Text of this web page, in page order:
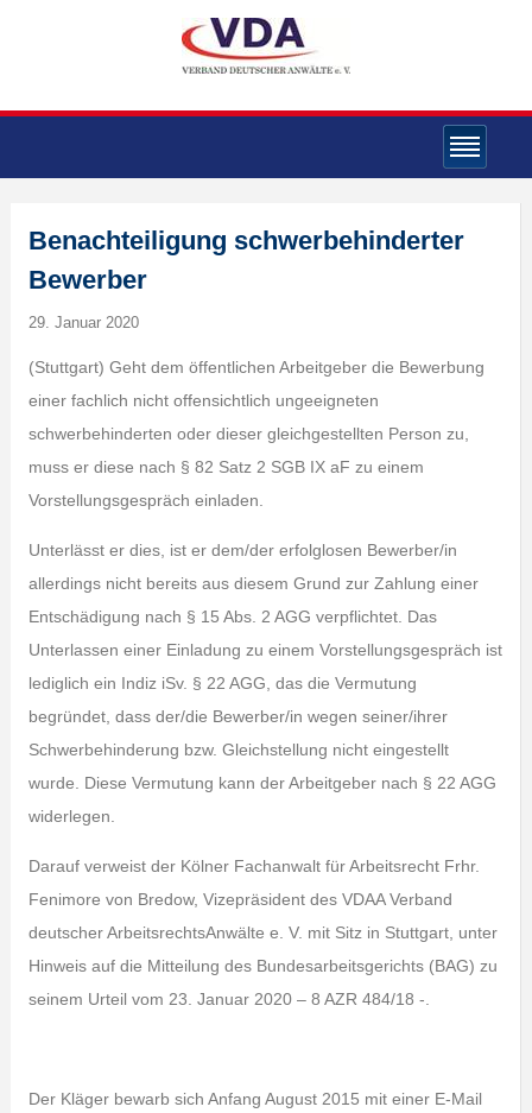
Benachteiligung schwerbehinderter
Bewerber
29. Januar 2020
(Stuttgart) Geht dem öffentlichen Arbeitgeber die Bewerbung
einer fachlich nicht offensichtlich ungeeigneten
schwerbehinderten oder dieser gleichgestellten Person zu,
muss er diese nach § 82 Satz 2 SGB IX aF zu einem
Vorstellungsgespräch einladen.
Unterlässt er dies, ist er dem/der erfolglosen Bewerber/in
allerdings nicht bereits aus diesem Grund zur Zahlung einer
Entschädigung nach § 15 Abs. 2 AGG verpflichtet. Das
Unterlassen einer Einladung zu einem Vorstellungsgespräch ist
lediglich ein Indiz iSv. § 22 AGG, das die Vermutung
begründet, dass der/die Bewerber/in wegen seiner/ihrer
Schwerbehinderung bzw. Gleichstellung nicht eingestellt
wurde. Diese Vermutung kann der Arbeitgeber nach § 22 AGG
widerlegen.
Darauf verweist der Kölner Fachanwalt für Arbeitsrecht Frhr.
Fenimore von Bredow, Vizepräsident des VDAA Verband
deutscher ArbeitsrechtsAnwälte e. V. mit Sitz in Stuttgart, unter
Hinweis auf die Mitteilung des Bundesarbeitsgerichts (BAG) zu
seinem Urteil vom 23. Januar 2020 – 8 AZR 484/18 -.
Der Kläger bewarb sich Anfang August 2015 mit einer E-Mail